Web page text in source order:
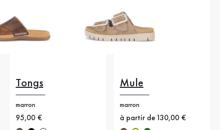
Tongs
marron
Nouveau prix
95,00 €
Mule
marron
Nouveau prix
à partir de 130,00 €